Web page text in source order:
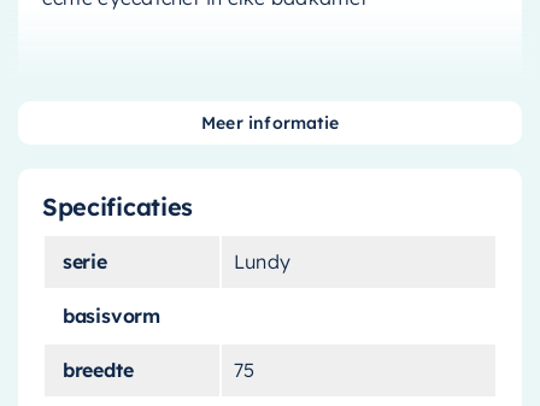
vrijstaande bad
subtiele
Specificaties
serie Lundy
basisvorm
breedte 75
Meer informatie